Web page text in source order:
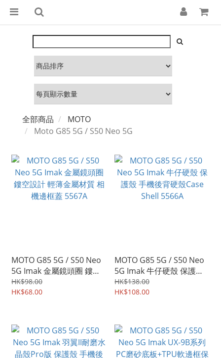
全部商品
MOTO
Moto G85 5G / S50 Neo 5G
MOTO G85 5G / S50 Neo
5G Imak 金屬鏡頭圈 鏤空
設計 輕薄金屬材質 相機邊
框蓋 5567A
HK$98.00
HK$68.00
MOTO G85 5G / S50 Neo
5G Imak 牛仔硬殼 保護殼
手機後背硬殼Case Shell
5566A
HK$138.00
HK$108.00